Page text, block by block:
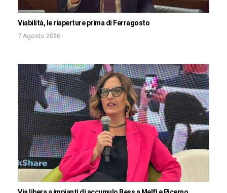
Viabilità, le riaperture prima di Ferragosto
7 Agosto 2026